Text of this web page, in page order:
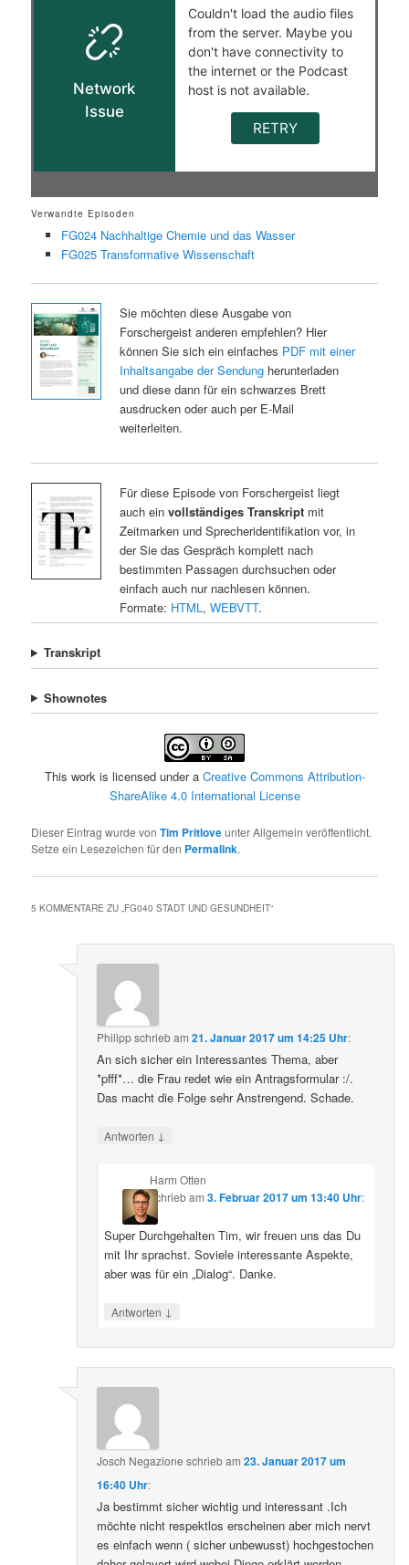
Verwandte Episoden
FG024 Nachhaltige Chemie und das Wasser
FG025 Transformative Wissenschaft
Sie möchten diese Ausgabe von
Forschergeist anderen empfehlen? Hier
können Sie sich ein einfaches PDF mit einer
Inhaltsangabe der Sendungherunterladen
und diese dann für ein schwarzes Brett
ausdrucken oder auch per E-Mail
weiterleiten.
Für diese Episode von Forschergeist liegt
auch ein vollständiges Transkriptmit
Zeitmarken und Sprecheridentifikation vor, in
der Sie das Gespräch komplett nach
bestimmten Passagen durchsuchen oder
einfach auch nur nachlesen können.
Formate: HTML , WEBVTT.
Transkript
Shownotes
This work is licensed under a Creative Commons Attribution-
ShareAlike 4.0 International License
Dieser Eintrag wurde vonTim Pritloveunter Allgemein veröffentlicht.
Setze ein Lesezeichen für den Permalink.
5 KOMMENTARE ZU „FG040 STADT UND GESUNDHEIT“
Philippschriebam21. Januar 2017 um 14:25 Uhr:
An sich sicher ein Interessantes Thema, aber
*pfff*… die Frau redet wie ein Antragsformular :/.
Das macht die Folge sehr Anstrengend. Schade.
Antworten ↓
Harm Otten
schriebam 3. Februar 2017 um 13:40 Uhr:
Super Durchgehalten Tim, wir freuen uns das Du
mit Ihr sprachst. Soviele interessante Aspekte,
aber was für ein „Dialog“. Danke.
Antworten ↓
Josch Negazione schriebam23. Januar 2017 um
16:40 Uhr:
Ja bestimmt sicher wichtig und interessant .Ich
möchte nicht respektlos erscheinen aber mich nervt
es einfach wenn ( sicher unbewusst) hochgestochen